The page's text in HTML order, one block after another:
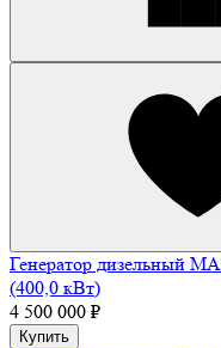
Генератор дизельный
(400,0 кВт)
4 500 000 ₽
Купить